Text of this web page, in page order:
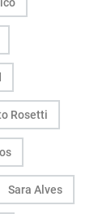
Rosetti
Sara Alves